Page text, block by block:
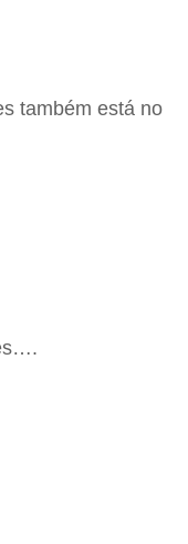
também está no